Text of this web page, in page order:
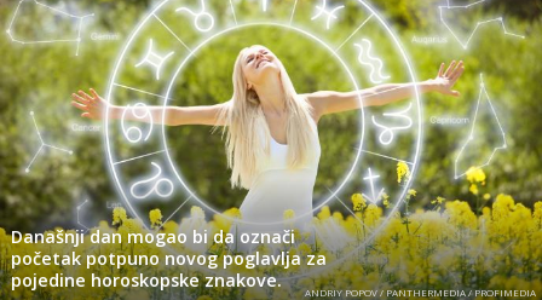
Današnji dan mogao bi da označi
početak potpuno novog poglavlja za
pojedine horoskopske znakove.
ANDRIY POPOV / PANTHERMEDIA / PROFIMEDIA